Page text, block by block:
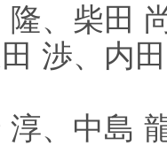
隆、柴田
渉、内
淳、中島